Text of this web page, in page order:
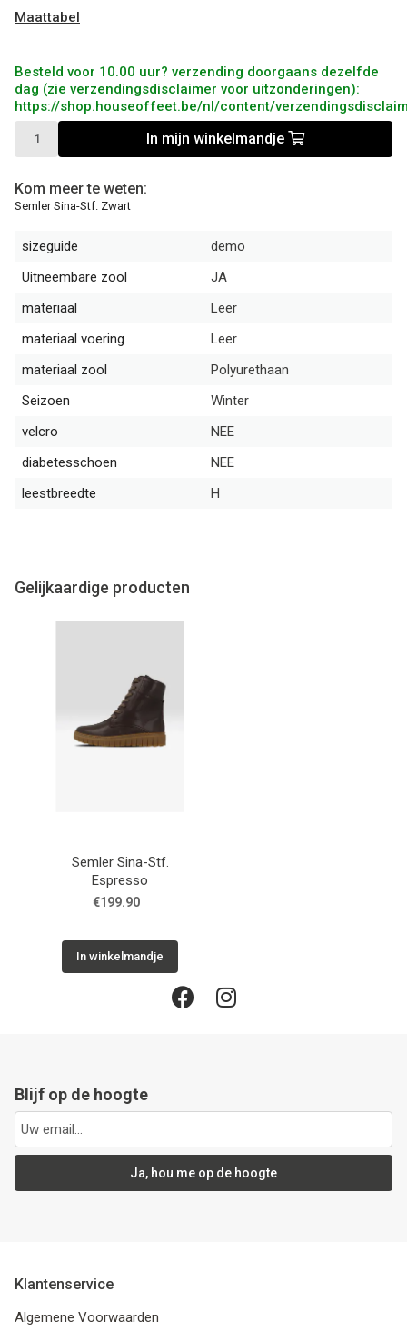
Maattabel
Besteld voor 10.00 uur? verzending doorgaans dezelfde
dag (zie verzendingsdisclaimer voor uitzonderingen):
https://shop.houseoffeet.be/nl/content/
In mijn winkelmandje
Kom meer te weten:
Semler Sina-Stf. Zwart
sizeguide
demo
Uitneembare zool
JA
materiaal
Leer
materiaal voering
Leer
materiaal zool
Polyurethaan
Seizoen
Winter
velcro
NEE
diabetesschoen
NEE
leestbreedte
H
Gelijkaardige producten
Semler Sina-Stf.
Espresso
€199.90
In winkelmandje
Blijf op de hoogte
Ja, hou me op de hoogte
Klantenservice
Algemene Voorwaarden